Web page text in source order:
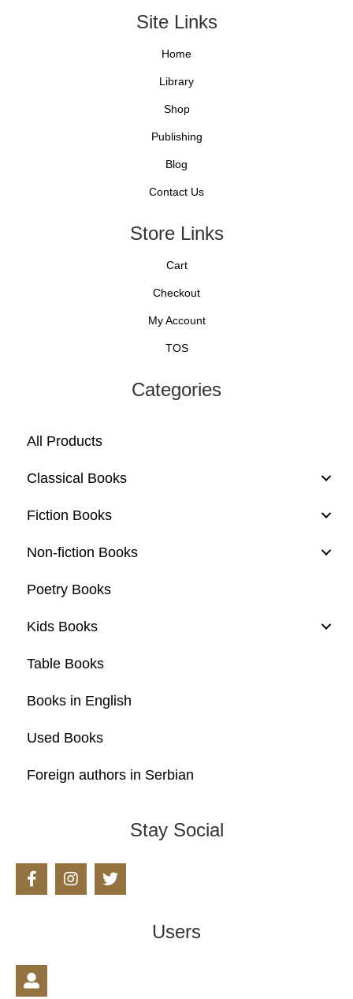
Site Links
Home
Library
Shop
Publishing
Blog
Contact Us
Store Links
Cart
Checkout
My Account
TOS
Categories
All Products
Classical Books
Fiction Books
Non-fiction Books
Poetry Books
Kids Books
Table Books
Books in English
Used Books
Foreign authors in Serbian
Stay Social
Users